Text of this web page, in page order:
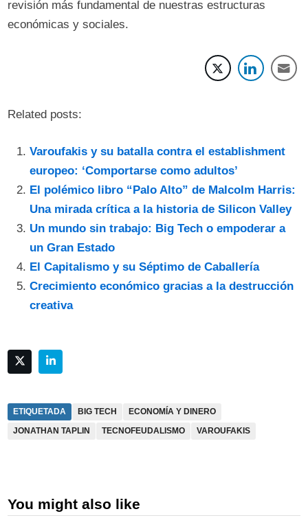
revisión más fundamental de nuestras estructuras
económicas y sociales.
Related posts:
Varoufakis y su batalla contra el establishment
europeo: ‘Comportarse como adultos’
El polémico libro “Palo Alto” de Malcolm Harris:
Una mirada crítica a la historia de Silicon Valley
Un mundo sin trabajo: Big Tech o empoderar a
un Gran Estado
El Capitalismo y su Séptimo de Caballería
Crecimiento económico gracias a la destrucción
creativa
ETIQUETADA BIG TECH
ECONOMÍA Y DINERO
JONATHAN TAPLIN
TECNOFEUDALISMO VAROUFAKIS
You might also like